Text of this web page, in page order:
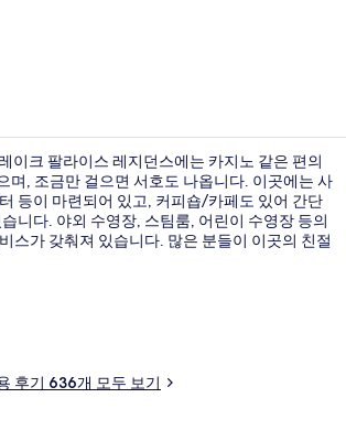
이크 팔라이스 레지던스에는 카지노 같은 편의
며, 조금만 걸으면 서호도 나옵니다. 이곳에는 사
등이 마련되어 있고, 커피숍/카페도 있어 간단
니다. 야외 수영장, 스팀룸, 어린이 수영장 등의
스가 갖춰져 있습니다. 많은 분들이 이곳의 친절
후기 636개 모두 보기